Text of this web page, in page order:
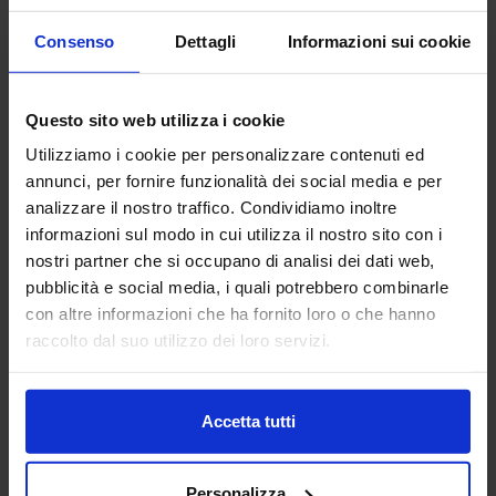
Consenso Dettagli Informazioni sui cookie
Questo sito web utilizza i cookie
Utilizziamo i cookie per personalizzare contenuti ed
annunci, per fornire funzionalità dei social media e per
analizzare il nostro traffico. Condividiamo inoltre
informazioni sul modo in cui utilizza il nostro sito con i
nostri partner che si occupano di analisi dei dati web,
pubblicità e social media, i quali potrebbero combinarle
con altre informazioni che ha fornito loro o che hanno
raccolto dal suo utilizzo dei loro servizi.
Accetta tutti
AFFRI TESTING INSTRUMENTS
CONTROLLO E QUALITA'
AFFRI TESTING INSTRUMENTS Srl è leader globale nella
produzione di strumenti per prove sui materiali,
specializzata in durometri, macchine per prove sui
materiali, apparecchi per la preparazion...
Padiglione:Pad. 29Stand:
Aggiungi ai preferiti
Vai alla scheda